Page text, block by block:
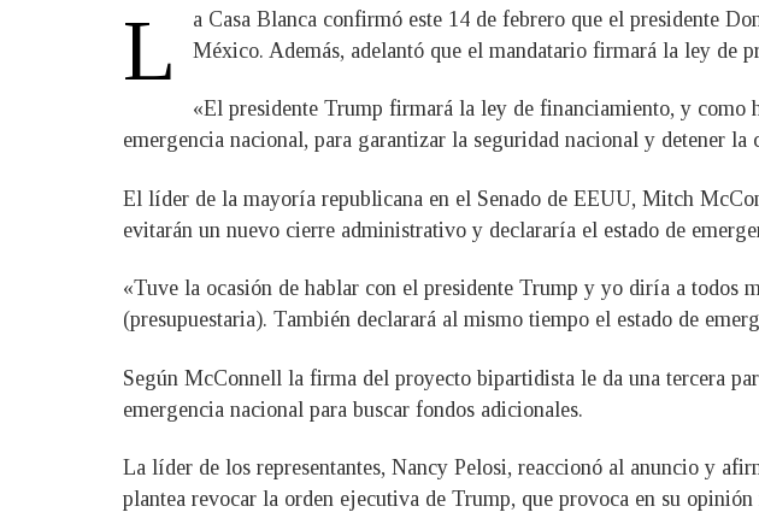
L
a Casa Blanca confirmó este 14 de febrero que el presidente
México. Además, adelantó que el mandatario firmará la ley de
«El presidente Trump firmará la ley de financiamiento, y como
emergencia nacional, para garantizar la seguridad nacional y detener
El líder de la mayoría republicana en el Senado de EEUU, Mitch
evitarán un nuevo cierre administrativo y declararía el estado de
«Tuve la ocasión de hablar con el presidente Trump y yo diría a todos
(presupuestaria). También declarará al mismo tiempo el estado de
Según McConnell la firma del proyecto bipartidista le da una tercera
emergencia nacional para buscar fondos adicionales.
La líder de los representantes, Nancy Pelosi, reaccionó al anuncio y
plantea revocar la orden ejecutiva de Trump, que provoca en su